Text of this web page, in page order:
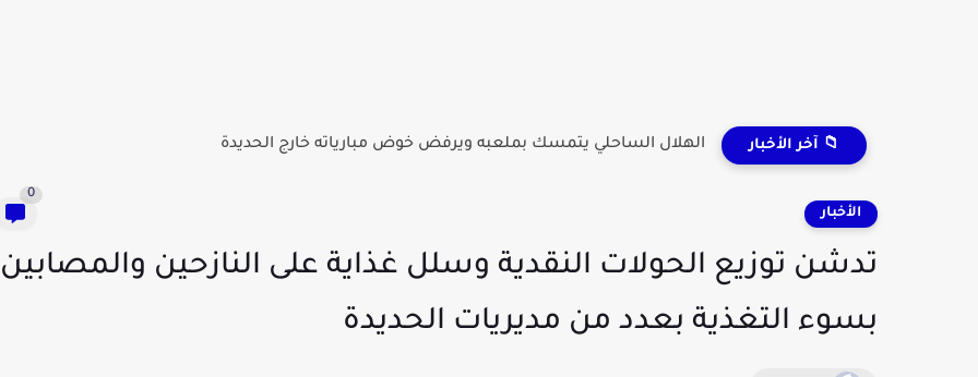
📁 آخر الأخبار الهلال الساحلي يتمسك بملعبه ويرفض خوض مبارياته خارج الحديدة
الأخبار
0
تدشن توزيع الحولات النقدية وسلل غذاية على النازحين والمصابين
بسوء التغذية بعدد من مديريات الحديدة